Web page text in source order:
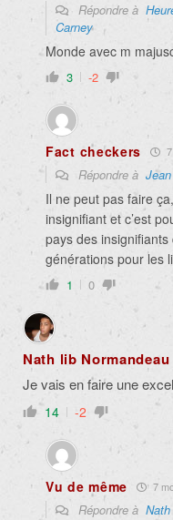
Répondre à
Carney
Monde avec m
3 -2
Fact checkers
Répondre à
Il ne peut pas faire
insignifiant et c’est
pays des
générations pour les
1 0
Nath lib Normandeau
Je vais en faire une
14 -2
Vu de même 7
Répondre à